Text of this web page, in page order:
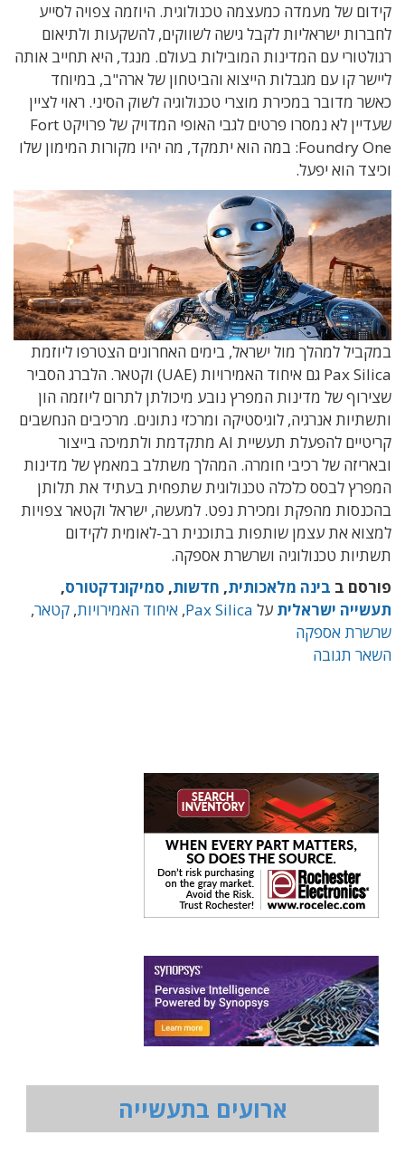
קידום של מעמדה כמעצמה טכנולוגית. היוזמה צפויה לסייע
לחברות ישראליות לקבל גישה לשווקים, להשקעות ולתיאום
רגולטורי עם המדינות המובילות בעולם. מנגד, היא תחייב אותה
ליישר קו עם מגבלות הייצוא והביטחון של ארה"ב, במיוחד
כאשר מדובר במכירת מוצרי טכנולוגיה לשוק הסיני. ראוי לציין
שעדיין לא נמסרו פרטים לגבי האופי המדויק של פרויקט Fort
Foundry One: במה הוא יתמקד, מה יהיו מקורות המימון שלו
וכיצד הוא יפעל.
במקביל למהלך מול ישראל, בימים האחרונים הצטרפו ליוזמת
Pax Silica גם איחוד האמירויות (UAE) וקטאר. הלברג הסביר
שצירוף של מדינות המפרץ נובע מיכולתן לתרום ליוזמה הון
ותשתיות אנרגיה, לוגיסטיקה ומרכזי נתונים. מרכיבים הנחשבים
קריטיים להפעלת תעשיית AI מתקדמת ולתמיכה בייצור
ובאריזה של רכיבי חומרה. המהלך משתלב במאמץ של מדינות
המפרץ לבסס כלכלה טכנולוגית שתפחית בעתיד את תלותן
בהכנסות מהפקת ומכירת נפט. למעשה, ישראל וקטאר צפויות
למצוא את עצמן שותפות בתוכנית רב-לאומית לקידום
תשתיות טכנולוגיה ושרשרת אספקה.
פורסם ב בינה מלאכותית, חדשות, סמיקונדקטורס,
תעשייה ישראלית על Pax Silica
, איחוד האמירויות, קטאר,
שרשרת אספקה
השאר תגובה
ארועים בתעשייה